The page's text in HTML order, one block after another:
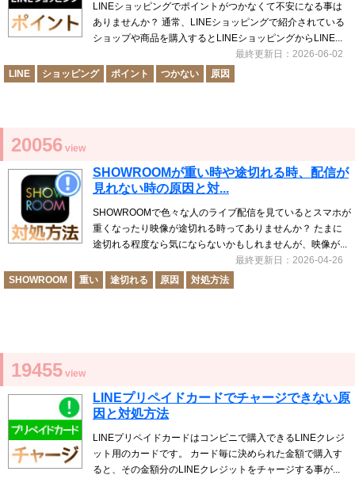
LINEショッピングでポイントがつかなくて不安になる事は
ありませんか？ 通常、LINEショッピングで紹介されている
ショップや商品を購入するとLINEショッピングからLINE...
最終更新日：2026-06-02
LINE
ショッピング ポイント つかない 原因
20056 view
SHOWROOMが重い時や途切れる時、配信が
見れない時の原因と対...
SHOWROOMで色々な人のライブ配信を見ているとスマホが
重くなったり映像が途切れる時ってありませんか？ たまに
途切れる程度なら気にならないかもしれませんが、映像が...
最終更新日：2026-04-26
SHOWROOM
重い 途切れる 原因 対処方法
19455 view
LINEプリペイドカードでチャージできない原
因と対処方法
LINEプリペイドカードはコンビニで購入できるLINEクレジ
ット用のカードです。 カード毎に決められた金額で購入す
ると、その金額分のLINEクレジットをチャージする事が...